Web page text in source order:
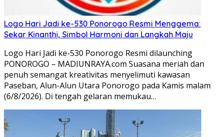
Logo Hari Jadi ke-530 Ponorogo Resmi Menggema:
Sekar Kinanthi, Simbol Harmoni dan Langkah Maju
Logo Hari Jadi ke-530 Ponorogo Resmi dilaunching
PONOROGO – MADIUNRAYA.com Suasana meriah dan
penuh semangat kreativitas menyelimuti kawasan
Paseban, Alun-Alun Utara Ponorogo pada Kamis malam
(6/8/2026). Di tengah gelaran memukau…